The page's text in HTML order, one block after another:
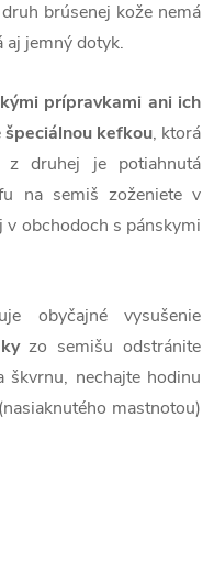
brúsenej kože nemá
aj jemný dotyk.
prípravkami ani ich
špeciálnou kefkou, ktorá
druhej je potiahnutá
na semiš zoženiete v
v obchodoch s pánskymi
obyčajné vysušenie
zo semišu odstránite
škvrnu, nechajte hodinu
mastnotou)